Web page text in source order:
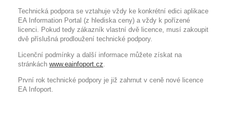
Technická podpora se vztahuje vždy ke konkrétní edici aplikace
EA Information Portal (z hlediska ceny) a vždy k pořízené
licenci. Pokud tedy zákazník vlastní dvě licence, musí zakoupit
dvě příslušná prodloužení technické podpory.
Licenční podmínky a další informace můžete získat na
stránkách www.eainfoport.cz.
První rok technické podpory je již zahrnut v ceně nové licence
EA Infoport.